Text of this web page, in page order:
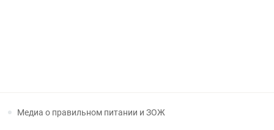
Медиа о правильном питании и ЗОЖ